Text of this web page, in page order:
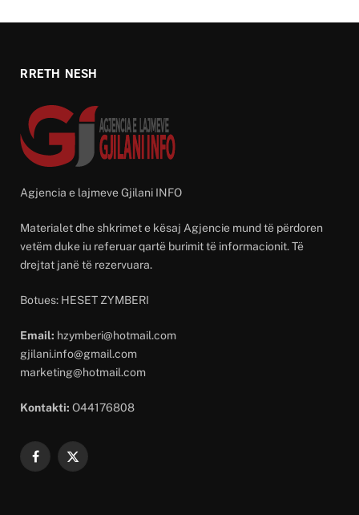
RRETH NESH
Agjencia e lajmeve Gjilani INFO
Materialet dhe shkrimet e kësaj Agjencie mund të përdoren
vetëm duke iu referuar qartë burimit të informacionit. Të
drejtat janë të rezervuara.
Botues: HESET ZYMBERI
Email: hzymberi@hotmail.com
gjilani.info@gmail.com
marketing@hotmail.com
Kontakti: O44176808
Facebook
X